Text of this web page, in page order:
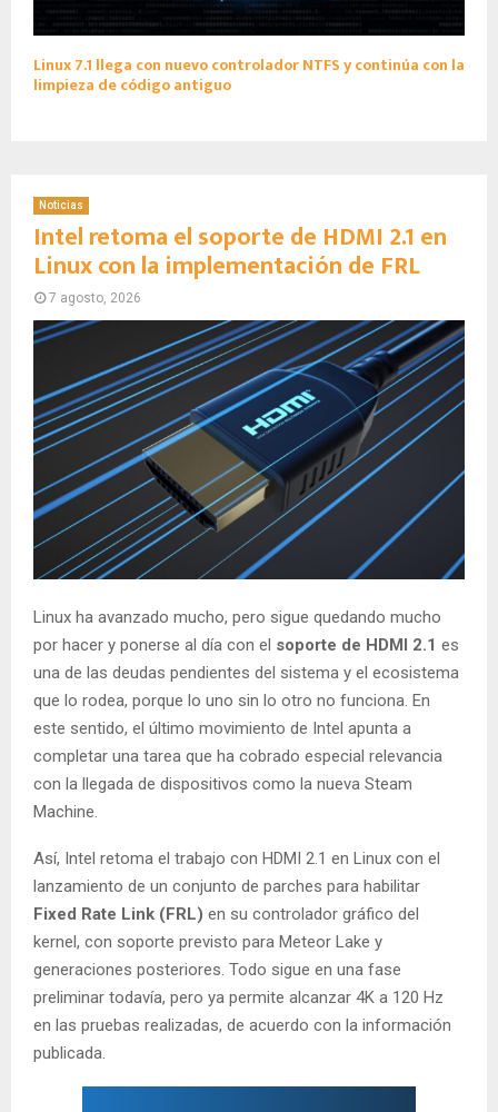
Linux 7.1 llega con nuevo controlador NTFS y continúa con la
limpieza de código antiguo
Noticias
Intel retoma el soporte de HDMI 2.1 en
Linux con la implementación de FRL
7 agosto, 2026
Linux ha avanzado mucho, pero sigue quedando mucho
por hacer y ponerse al día con el soporte de HDMI 2.1 es
una de las deudas pendientes del sistema y el ecosistema
que lo rodea, porque lo uno sin lo otro no funciona. En
este sentido, el último movimiento de Intel apunta a
completar una tarea que ha cobrado especial relevancia
con la llegada de dispositivos como la nueva Steam
Machine.
Así, Intel retoma el trabajo con HDMI 2.1 en Linux con el
lanzamiento de un conjunto de parches para habilitar
Fixed Rate Link (FRL) en su controlador gráfico del
kernel, con soporte previsto para Meteor Lake y
generaciones posteriores. Todo sigue en una fase
preliminar todavía, pero ya permite alcanzar 4K a 120 Hz
en las pruebas realizadas, de acuerdo con la información
publicada.